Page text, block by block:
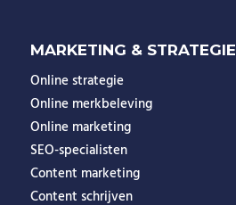
MARKETING & STRATEGIE
Online strategie
Online merkbeleving
Online marketing
SEO-specialisten
Content marketing
Content schrijven